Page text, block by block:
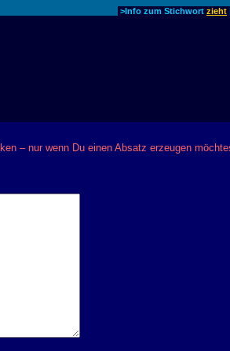
>Info zum Stichwort zieht
– nur wenn Du einen Absatz erzeugen